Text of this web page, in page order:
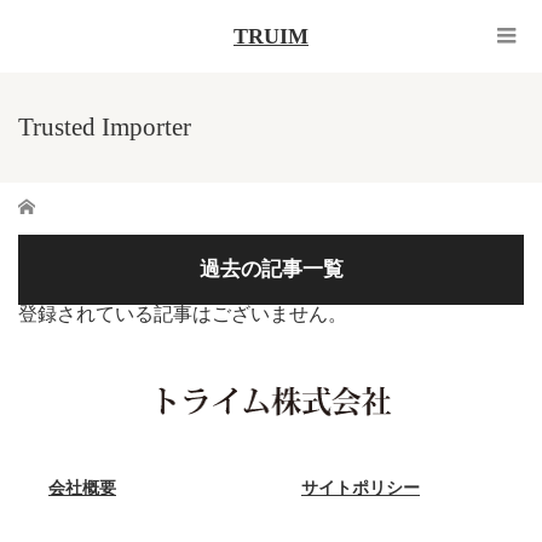
TRUIM
Trusted Importer
ホーム
過去の記事一覧
登録されている記事はございません。
会社概要 サイトポリシー